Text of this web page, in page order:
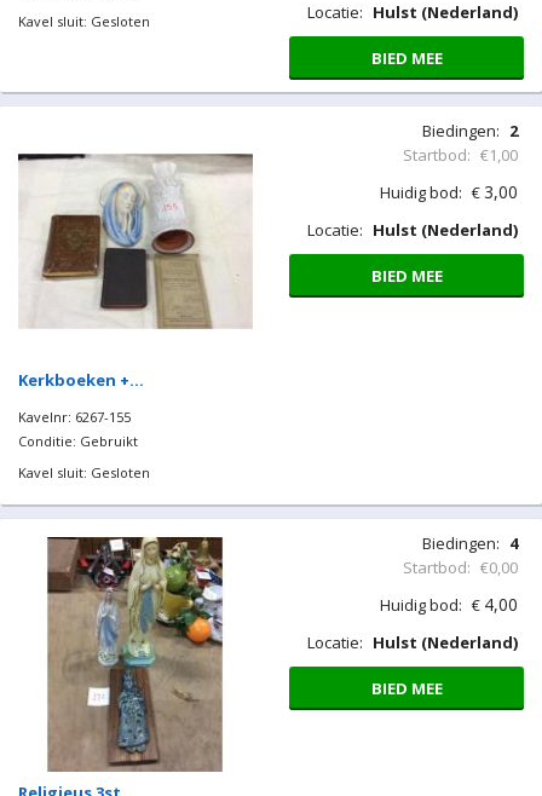
Kavel sluit: Gesloten
Locatie: Hulst (Nederland)
BIED MEE
Kerkboeken +…
Kavelnr: 6267-155
Conditie: Gebruikt
Kavel sluit: Gesloten
Biedingen: 2
Startbod: €1,00
Huidig bod: €3,00
Locatie: Hulst (Nederland)
BIED MEE
Biedingen: 4
Startbod: €0,00
Huidig bod: € 4,00
Locatie: Hulst (Nederland)
BIED MEE